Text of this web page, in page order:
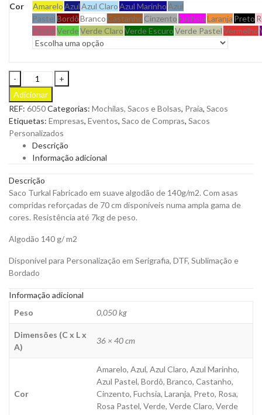
Cor AmareloAzulAzul ClaroAzul Marinho Azul
PastelBordôBranco Castanho CinzentoFuchsiaLaranja Preto
PastelVerdeVerde ClaroVerde EscuroVerde PastelVermelho
Saco
Turkal
em
Algodão
com
Asas
Compridas
de
para
Personalizar
quantity
Adicionar
REF: 6050Categorias: Mochilas, Sacos e Bolsas, Praia, Sacos
Etiquetas: Empresas, Eventos, Saco de Compras, Sacos
Personalizados
Descrição
Informação adicional
Descrição
Saco Turkal Fabricado em suave algodão de 140g/m2. Com asas
compridas reforçadas de 70 cm disponíveis numa ampla gama de
cores. Resistência até 7kg de peso.
Algodão 140 g/ m2
Disponível para Personalização em Serigrafia, DTF, Sublimação e
Bordado
Informação adicional
Peso
0,050 kg
Dimensões (C x L x
A)
36 × 40 cm
Cor
Amarelo, Azul, Azul Claro, Azul Marinho,
Azul Pastel, Bordô, Branco, Castanho,
Cinzento, Fuchsia, Laranja, Preto, Rosa,
Rosa Pastel, Verde, Verde Claro, Verde